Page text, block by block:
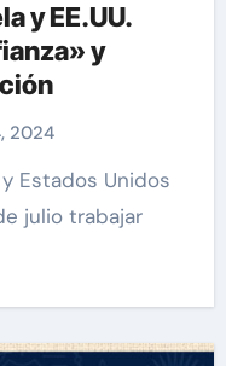
y EE.UU.
y
2024
julio trabajar